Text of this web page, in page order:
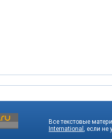
Все текстовые
International , если не